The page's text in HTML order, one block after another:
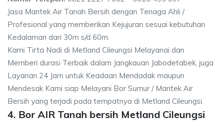
Jasa Mantek Air Tanah Bersih dengan Tenaga Ahli /
Profesional yang memberikan Kejujuran sesuai kebutuhan
Kedalaman dari 30m s/d 60m.
Kami Tirta Nadi di Metland Cileungsi Melayanai dan
Memberi durasi Terbaik dalam Jangkauan Jabodetabek, juga
Layanan 24 Jam untuk Keadaan Mendadak maupun
Mendesak Kami siap Melayani Bor Sumur / Mantek Air
Bersih yang terjadi pada tempatnya di Metland Cileungsi.
4. Bor AIR Tanah bersih Metland Cileungsi